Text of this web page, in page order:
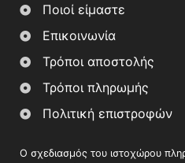
Ποιοί είμαστε
Επικοινωνία
Τρόποι αποστολής
Τρόποι πληρωμής
Πολιτική επιστροφών
Ο σχεδιασμός του ιστοχώρου